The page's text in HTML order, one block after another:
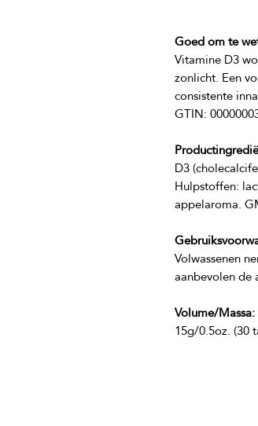
Goed om te
Vitamine D3
zonlicht. Een
Hulpstoffen:
Volwassenen
Volume/Massa:
15g/0.5oz. (30